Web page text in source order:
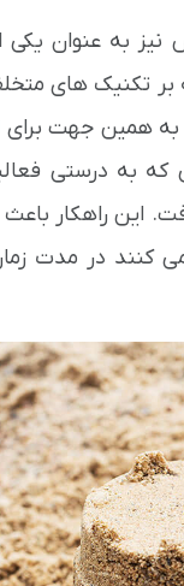
نیز به عنوان یکی
تکنیک های
به همین جهت
که به درستی
این راهکار
کنند در مدت